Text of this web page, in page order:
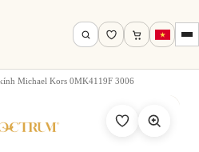
Michael Kors 0MK4119F 3006